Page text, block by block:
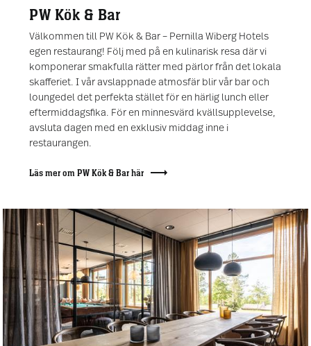
PW Kök & Bar
Välkommen till PW Kök & Bar – Pernilla Wiberg Hotels
egen restaurang! Följ med på en kulinarisk resa där vi
komponerar smakfulla rätter med pärlor från det lokala
skafferiet. I vår avslappnade atmosfär blir vår bar och
loungedel det perfekta stället för en härlig lunch eller
eftermiddagsfika. För en minnesvärd kvällsupplevelse,
avsluta dagen med en exklusiv middag inne i
restaurangen.
Läs mer om PW Kök & Bar här